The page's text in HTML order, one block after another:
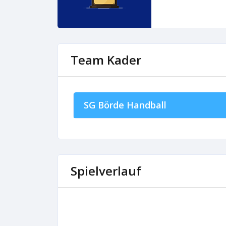
Team Kader
SG Börde Handball
Spielverlauf